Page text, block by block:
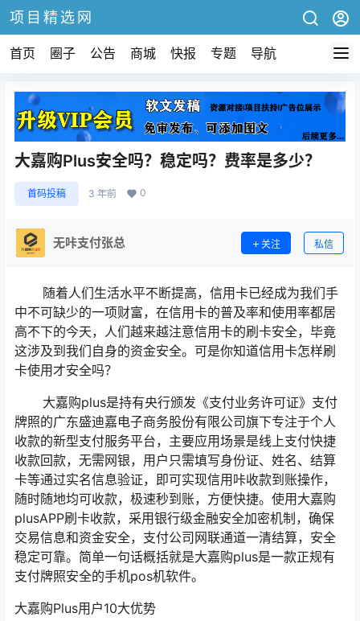
项目精选网
首页 圈子 公告 商城 快报 专题 导航
大嘉购Plus安全吗？稳定吗？费率是多少？
首码投稿 3 年前 0
无咔支付张总 关注 私信
随着人们生活水平不断提高，信用卡已经成为我们手
中不可缺少的一项财富，在信用卡的普及率和使用率都居
高不下的今天，人们越来越注意信用卡的刷卡安全，毕竟
这涉及到我们自身的资金安全。可是你知道信用卡怎样刷
卡使用才安全吗？
大嘉购plus是持有央行颁发《支付业务许可证》支付
牌照的广东盛迪嘉电子商务股份有限公司旗下专注于个人
收款的新型支付服务平台，主要应用场景是线上支付快捷
收款回款，无需网银，用户只需填写身份证、姓名、结算
卡等通过实名信息验证，即可实现信用咔收款到账操作，
随时随地均可收款，极速秒到账，方便快捷。使用大嘉购
plusAPP刷卡收款，采用银行级金融安全加密机制，确保
交易信息和资金安全，支付公司网联通道一清结算，安全
稳定可靠。简单一句话概括就是大嘉购plus是一款正规有
支付牌照安全的手机pos机软件。
大嘉购Plus用户10大优势